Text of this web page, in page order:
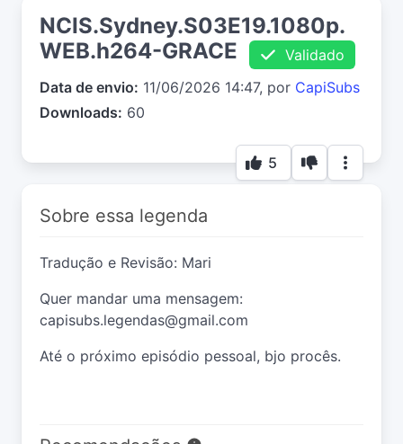
NCIS.Sydney.S03E19.1080p.
WEB.h264-GRACE
Validado
Data de envio: 11/06/2026 14:47, por CapiSubs
Downloads: 60
5
Sobre essa legenda
Tradução e Revisão: Mari
Quer mandar uma mensagem:
capisubs.legendas@gmail.com
Até o próximo episódio pessoal, bjo procês.